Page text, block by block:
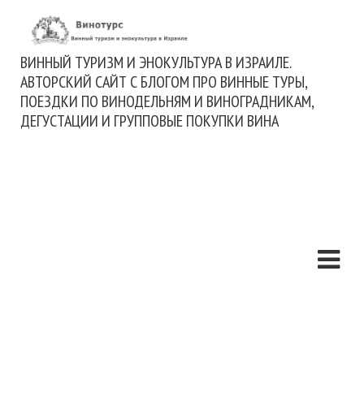
ВИННЫЙ ТУРИЗМ И ЭНОКУЛЬТУРА В ИЗРАИЛЕ.
АВТОРСКИЙ САЙТ С БЛОГОМ ПРО ВИННЫЕ ТУРЫ,
ПОЕЗДКИ ПО ВИНОДЕЛЬНЯМ И ВИНОГРАДНИКАМ,
ДЕГУСТАЦИИ И ГРУППОВЫЕ ПОКУПКИ ВИНА